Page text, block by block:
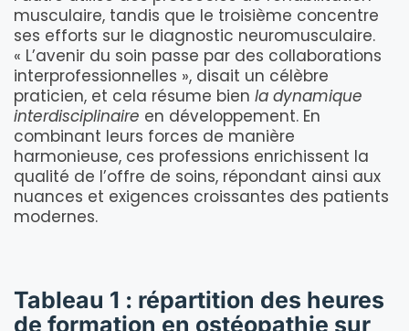
musculaire, tandis que le troisième concentre
ses efforts sur le diagnostic neuromusculaire.
« L’avenir du soin passe par des collaborations
interprofessionnelles », disait un célèbre
praticien, et cela résume bien la dynamique
interdisciplinaire en développement. En
combinant leurs forces de manière
harmonieuse, ces professions enrichissent la
qualité de l’offre de soins, répondant ainsi aux
nuances et exigences croissantes des patients
modernes.
Tableau 1 : répartition des heures
de formation en ostéopathie sur